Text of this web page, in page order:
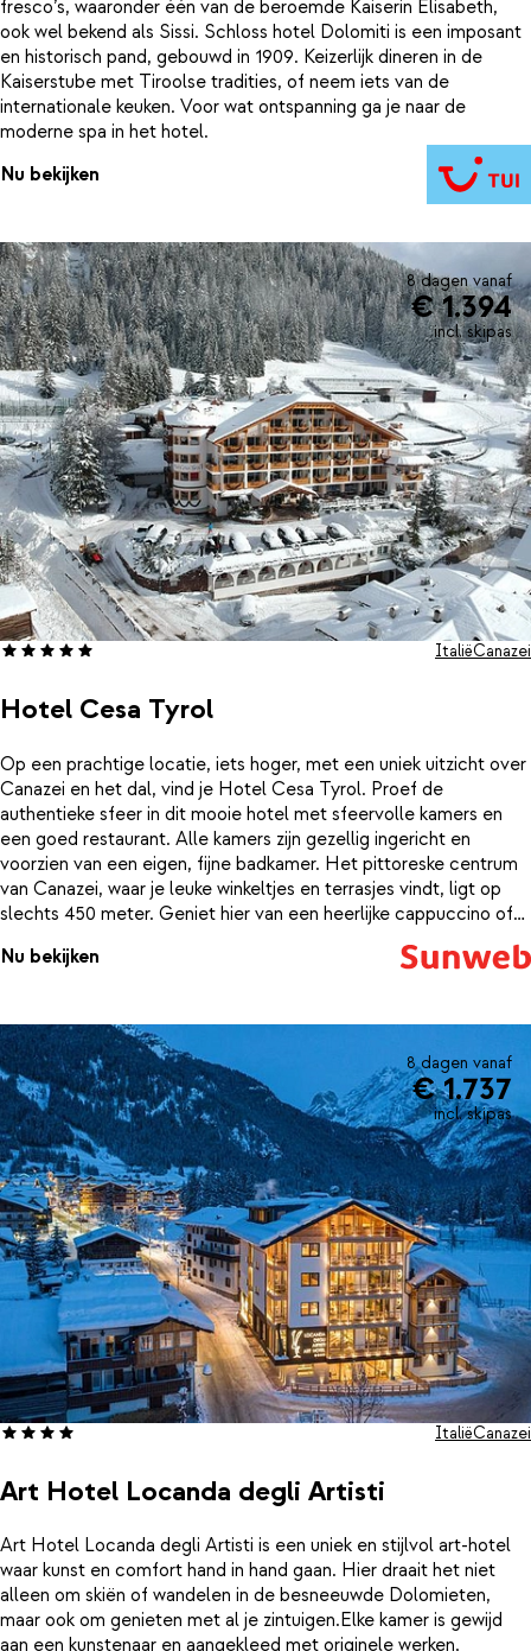
fresco’s, waaronder één van de beroemde Kaiserin Elisabeth,
ook wel bekend als Sissi. Schloss hotel Dolomiti is een imposant
en historisch pand, gebouwd in 1909. Keizerlijk dineren in de
Kaiserstube met Tiroolse tradities, of neem iets van de
internationale keuken. Voor wat ontspanning ga je naar de
moderne spa in het hotel.
Nu bekijken
8 dagen vanaf
€ 1.394
incl. skipas
Hotel Cesa Tyrol
ItaliëCanazei
Op een prachtige locatie, iets hoger, met een uniek uitzicht over
Canazei en het dal, vind je Hotel Cesa Tyrol. Proef de
authentieke sfeer in dit mooie hotel met sfeervolle kamers en
een goed restaurant. Alle kamers zijn gezellig ingericht en
voorzien van een eigen, fijne badkamer. Het pittoreske centrum
van Canazei, waar je leuke winkeltjes en terrasjes vindt, ligt op
slechts 450 meter. Geniet hier van een heerlijke cappuccino of
afstand. Hotel Cesa Tyrol biedt haar gasten een shuttle service
een spectaculair wellnesscentrum van wel 500 vierkante meter.
De nieuwe faciliteiten omvatten een Finse sauna, aromatische
zachte sauna, stoombad, een zwembad met thermaal water en
nog veel meer. Daarnaast kun je ontspannen in een heerlijke
ontspanningsruimte met vitaliteitsbar en Aziatische thee. Zin in
wat actiefs?! Dit is het enige hotel in Canazei dat beschikt over
een bowlingbaan; dus huur een baan en enjoy the game!
Nu bekijken
8 dagen vanaf
€ 1.737
incl. skipas
Art Hotel Locanda degli Artisti
ItaliëCanazei
Art Hotel Locanda degli Artisti is een uniek en stijlvol art-hotel
waar kunst en comfort hand in hand gaan. Hier draait het niet
alleen om skiën of wandelen in de besneeuwde Dolomieten,
maar ook om genieten met al je zintuigen.Elke kamer is gewijd
aan een kunstenaar en aangekleed met originele werken,